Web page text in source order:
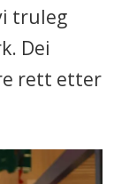
truleg
Dei
rett etter